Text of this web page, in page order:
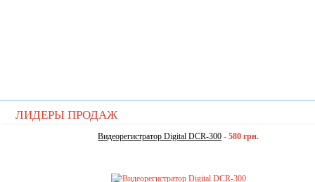
ЛИДЕРЫ ПРОДАЖ
Видеорегистратор Digital DCR-300 - 580 грн.